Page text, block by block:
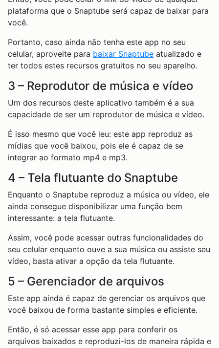
plataforma que o Snaptube será capaz de baixar para
você.
Portanto, caso ainda não tenha este app no seu
celular, aproveite para baixar Snaptube atualizado e
ter todos estes recursos gratuitos no seu aparelho.
3 – Reprodutor de música e vídeo
Um dos recursos deste aplicativo também é a sua
capacidade de ser um reprodutor de música e vídeo.
É isso mesmo que você leu: este app reproduz as
mídias que você baixou, pois ele é capaz de se
integrar ao formato mp4 e mp3.
4 – Tela flutuante do Snaptube
Enquanto o Snaptube reproduz a música ou vídeo, ele
ainda consegue disponibilizar uma função bem
interessante: a tela flutuante.
Assim, você pode acessar outras funcionalidades do
seu celular enquanto ouve a sua música ou assiste seu
vídeo, basta ativar a opção da tela flutuante.
5 – Gerenciador de arquivos
Este app ainda é capaz de gerenciar os arquivos que
você baixou de forma bastante simples e eficiente.
Então, é só acessar esse app para conferir os
arquivos baixados e reproduzi-los de maneira rápida e